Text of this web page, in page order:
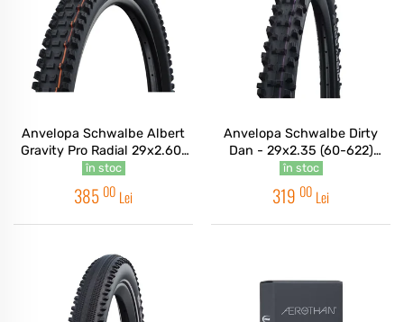
Anvelopa Schwalbe Albert
Gravity Pro Radial 29x2.60"
TLR Addix Soft E-50
în stoc
385 00 Lei
Anvelopa Schwalbe Dirty
Dan - 29x2.35 (60-622)
HS417 B/B-SK, Super
Downhill, Addix Ultra Soft -
TLE Pliabil
în stoc
319 00 Lei